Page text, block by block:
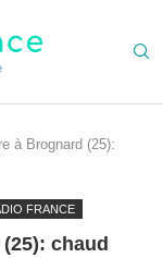
à Brognard (25):
FRANCE
chaud